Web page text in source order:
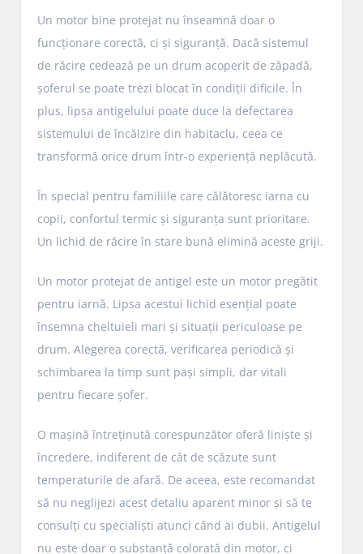
Un motor bine protejat nu înseamnă doar o
funcționare corectă, ci și siguranță. Dacă sistemul
de răcire cedează pe un drum acoperit de zăpadă,
șoferul se poate trezi blocat în condiții dificile. În
plus, lipsa antigelului poate duce la defectarea
sistemului de încălzire din habitaclu, ceea ce
transformă orice drum într-o experiență neplăcută.
În special pentru familiile care călătoresc iarna cu
copii, confortul termic și siguranța sunt prioritare.
Un lichid de răcire în stare bună elimină aceste griji.
Un motor protejat de antigel este un motor pregătit
pentru iarnă. Lipsa acestui lichid esențial poate
însemna cheltuieli mari și situații periculoase pe
drum. Alegerea corectă, verificarea periodică și
schimbarea la timp sunt pași simpli, dar vitali
pentru fiecare șofer.
O mașină întreținută corespunzător oferă liniște și
încredere, indiferent de cât de scăzute sunt
temperaturile de afară. De aceea, este recomandat
să nu neglijezi acest detaliu aparent minor și să te
consulți cu specialiști atunci când ai dubii. Antigelul
nu este doar o substanță colorată din motor, ci